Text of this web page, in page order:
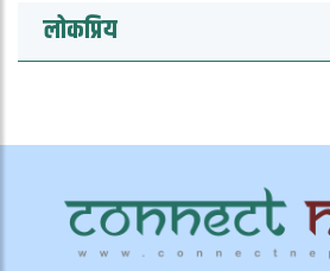
लोकप्रिय